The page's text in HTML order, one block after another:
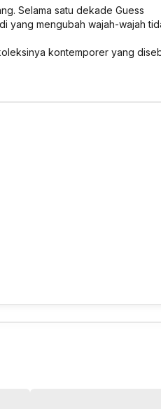
Selama satu dekade Guess
yang mengubah wajah-wajah
kontemporer yang